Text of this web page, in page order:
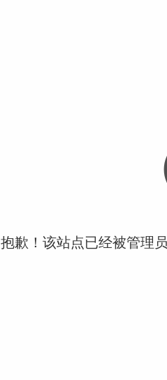
抱歉！该站点已经被管理